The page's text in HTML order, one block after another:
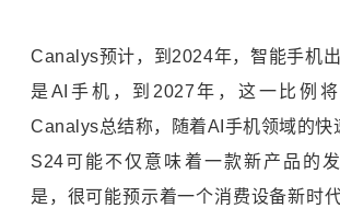
Canalys预计，到2024年，智能手机
是AI手机，到2027年，这一比例将
Canalys总结称，随着AI手机领域的快
S24可能不仅意味着一款新产品的
是，很可能预示着一个消费设备新时